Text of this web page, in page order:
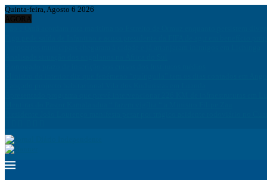
Quinta-feira, Agosto 6 2026